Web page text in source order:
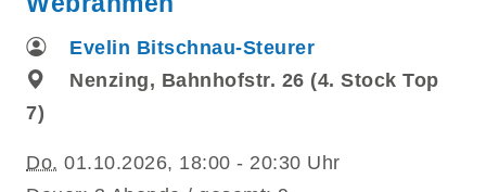
Evelin Bitschnau-Steurer
Nenzing, Bahnhofstr. 26 (4. Stock Top
7)
Do. 01.10.2026, 18:00 - 20:30 Uhr